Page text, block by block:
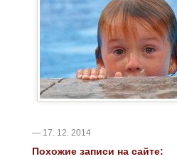
— 17. 12. 2014
Похожие записи на сайте: